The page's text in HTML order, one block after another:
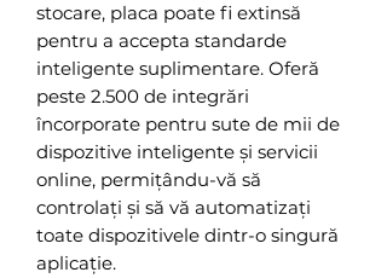
stocare, placa poate fi extinsă
pentru a accepta standarde
inteligente suplimentare. Oferă
peste 2.500 de integrări
încorporate pentru sute de mii de
dispozitive inteligente și servicii
online, permițându-vă să
controlați și să vă automatizați
toate dispozitivele dintr-o singură
aplicație.